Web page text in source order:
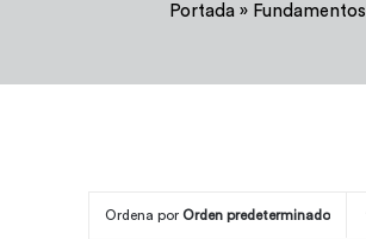
Portada» Fundamentos
Ordena por Orden predeterminado